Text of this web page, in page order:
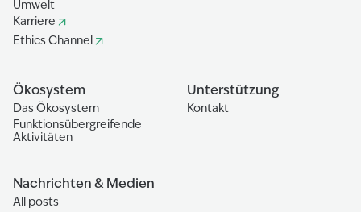
Umwelt
Karriere
Ethics Channel
Ökosystem
Das Ökosystem
Funktionsübergreifende
Aktivitäten
Unterstützung
Kontakt
Nachrichten & Medien
All posts